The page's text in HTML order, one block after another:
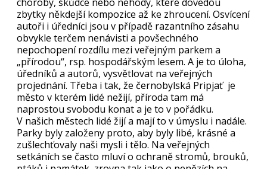
zbytky někdejší kompozice až ke zhroucení. Osvícení
autoři i úředníci jsou v případě razantního zásahu
obvykle terčem nenávisti a povšechného
nepochopení rozdílu mezi veřejným parkem a
„přírodou“, rsp. hospodářským lesem. A je to úloha,
úředníků a autorů, vysvětlovat na veřejných
projednání. Třeba i tak, že černobylská Pripjať je
město v kterém lidé nežijí, příroda tam má
naprostou svobodu konat a je to v pořádku.
V našich městech lidé žijí a mají to v úmyslu i nadále.
Parky byly založeny proto, aby byly libé, krásné a
zušlechťovaly naši mysli i tělo. Na veřejných
setkáních se často mluví o ochraně stromů, brouků,